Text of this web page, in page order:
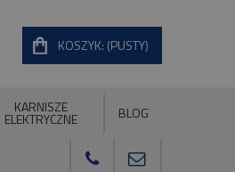
KOSZYK: (PUSTY)
KARNISZE
ELEKTRYCZNE BLOG